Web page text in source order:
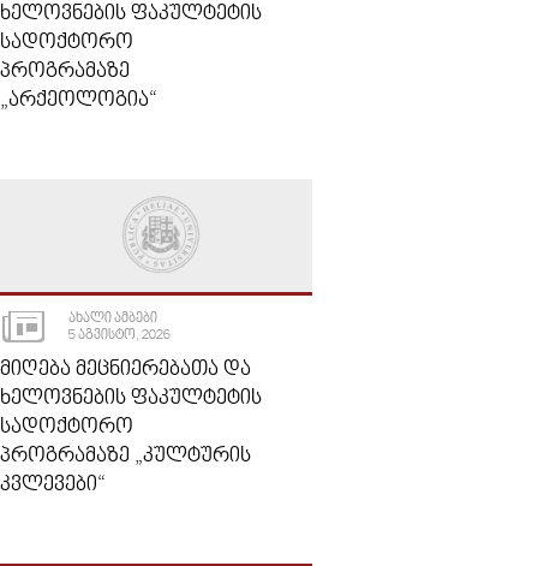
ᲮᲔᲚᲝᲕᲜᲔᲑᲘᲡ ᲤᲐᲙᲣᲚᲢᲔᲢᲘᲡ
ᲡᲐᲓᲝᲥᲢᲝᲠᲝ
ᲞᲠᲝᲒᲠᲐᲛᲐᲖᲔ
„ᲐᲠᲥᲔᲝᲚᲝᲒᲘᲐ“
ᲐᲮᲐᲚᲘ ᲐᲛᲑᲔᲑᲘ
5 ᲐᲒᲕᲘᲡᲢᲝ, 2026
ᲛᲘᲦᲔᲑᲐ ᲛᲔᲪᲜᲘᲔᲠᲔᲑᲐᲗᲐ ᲓᲐ
ᲮᲔᲚᲝᲕᲜᲔᲑᲘᲡ ᲤᲐᲙᲣᲚᲢᲔᲢᲘᲡ
ᲡᲐᲓᲝᲥᲢᲝᲠᲝ
ᲞᲠᲝᲒᲠᲐᲛᲐᲖᲔ „ᲙᲣᲚᲢᲣᲠᲘᲡ
ᲙᲕᲚᲔᲕᲔᲑᲘ“